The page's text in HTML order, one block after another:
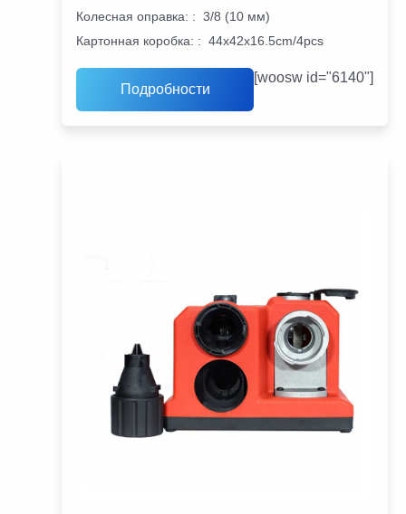
Колесная оправка: : 3/8 (10 мм)
Картонная коробка: : 44x42x16.5cm/4pcs
Подробности
[woosw id="6140"]